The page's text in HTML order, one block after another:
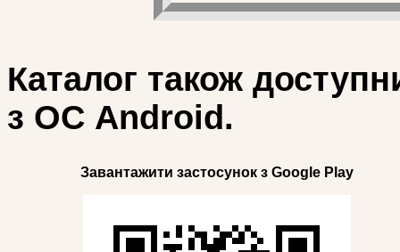
Каталог також
з ОС Android.
Завантажити застосунок з Google Play